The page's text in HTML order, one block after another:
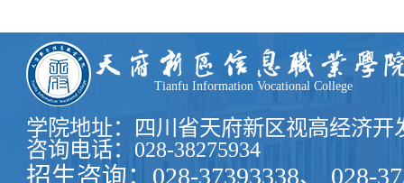
Tianfu Information Vocational College
学院地址：四川省天府新区视高经济开
咨询电话：028-38275934
招生咨询：028-37393338、 028-